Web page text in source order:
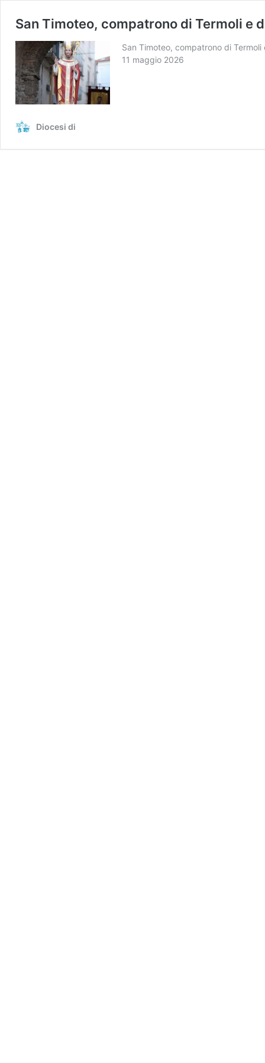
San Timoteo, compatrono di Termoli e
San Timoteo, compatrono di
11 maggio 2026
Diocesi di